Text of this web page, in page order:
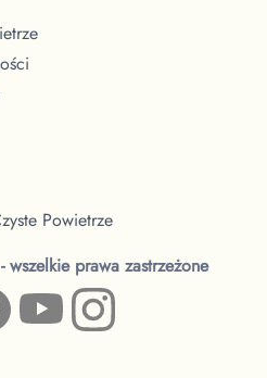
Powietrze
prawa zastrzeżone